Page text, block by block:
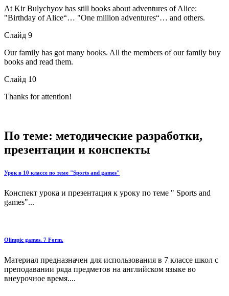
At Kir Bulychyov has still books about adventures of Alice:
"Birthday of Alice“… "One million adventures“… and others.
Слайд 9
Our family has got many books. All the members of our family buy
books and read them.
Слайд 10
Thanks for attention!
По теме: методические разработки,
презентации и конспекты
Урок в 10 классе по теме "Sports and games"
Конспект урока и презентация к уроку по теме " Sports and
games"...
Olimpic games. 7 Form.
Материал предназначен для использования в 7 классе школ с
преподавании ряда предметов на английском языке во
внеурочное время....